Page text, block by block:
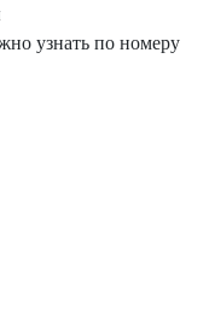
узнать по номеру